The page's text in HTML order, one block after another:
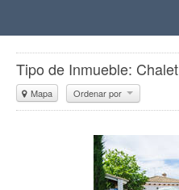
Tipo de Inmueble: Chalet
Mapa Ordenar por